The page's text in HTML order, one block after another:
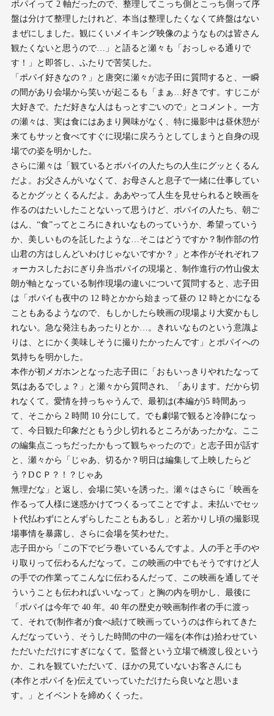
ポパイって 2 軸だったので、整理してこっち側とこっち側って序
盤は分けて整理したけれど、本当は整理したくなくて終盤はない
まぜにしました。観にくいメイキング映像のようなものは皆さん
観たくないと思うので…」と語ると瀬々も「おっしゃる通りで
す！」と即答し、ふたりで苦笑した。
「ポパイ好きなの？」と唐突に瀬々が志子田に質問すると、一瞬
の間があり会場から笑いが起こるも「まぁ…好きです。すじこが
大好きで。ただ好きな人はもっとすごいので」とコメント。一方
の瀬々は、実は食にはあまり興味がなく、特に撮影中は昼休憩が
来てもサッと食べてすぐに現場に戻ろうとしてしまうと自身の現
場での姿を明かした。
さらに瀬々は「観ているとポパイの人たちの人生にグッとくるん
だよ。お父さんがいなくて、お母さんと息子で一緒に仕事してい
るとかグッとくるんだよ。ああやって人生を見せられると映画を
作るのはたいしたことないって思うけど、ポパイの人たち、朝ご
はん、“食”ってところにきれいなものっていうか、希望っていう
か、美しいものを託したような…そこはどうですか？制作部の竹
山君の方はしんどいわけじゃないですか？」と本作がそれぞれフ
ォーカスしたおにぎり弁当ポパイの現場と、制作進行の竹山俊太
朗が軸となっている制作現場の違いについて質問すると、志子田
は「ポパイも夜中の 12 時とかから始まって昼の 12 時とかになる
こともあるようなので、もしかしたら映画の現場より大変かもし
れない。急な発注もあったりとか…。きれいなものという意識よ
りは、とにかく美味しそうに撮りたかったんです」とポパイへの
気持ちを明かした。
本作が初メガホンとなった志子田に「おもいっきりやれたなって
気はあるでしょ？」と瀬々から質問され、「あります。だから切
れなくて。愛情を持っちゃうんで、最初は(本編が)5 時間あっ
て、そこから 2 時間 10 分にして。でも劇場で観ると冷静になっ
て、今日観た印象だともう少し切れるところがあったかな。ここ
の編集点こっちだったかもって観ちゃったので」と志子田が話す
と、瀬々から「じゃあ、切るか？明日は編集して上映したらど
う？DＣＰ？！？じゃあ
無理だな」と返し、会場に笑いを誘った。瀬々はさらに「映画を
作るって人様に迷惑かけてつくるってことですよ。未払いでセッ
ト代払わずにとんずらしたこともあるし」と若かりし頃の撮影現
場事情を暴露し、さらに会場を笑わせた。
志子田から「この下でビラ巻いているんですよ。人の手と手のや
り取りって伝わるんだなって。この映画の中でもそうですけど人
の手での作業ってこんなに伝わるんだって、この映画を通してそ
ういうことも伝わればいいなって」と胸の内を明かし、最後に
「ポパイは今年で 40 年。40 年の歴史が映画制作者の手に渡っ
て、それで(制作者が)食べ続けて映画っていうのは作られてきた
んだなっていう、そうした時間の中の一端を(本作は)拾わせてい
ただいただけにすぎになくて。監督という立場で橋渡し役という
か、これを観ていただいて、ほかの見ていないお客さんにも
(本作とポパイを)伝えていっていただけたら良いなと思いま
す。」とイベントを締めくくった。